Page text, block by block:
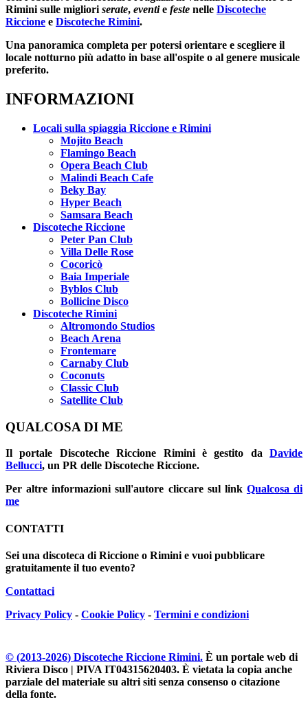
Rimini sulle migliori serate, eventie feste nelle Discoteche
Riccione e Discoteche Rimini.
Una panoramica completa per potersi orientare e scegliere il
locale notturno più adatto in base all'ospite o al genere musicale
preferito.
INFORMAZIONI
Locali sulla spiaggia Riccione e Rimini
Mojito Beach
Flamingo Beach
Opera Beach Club
Malindi Beach Cafe
Beky Bay
Hyper Beach
Samsara Beach
Discoteche Riccione
Peter Pan Club
Villa Delle Rose
Cocoricò
Baia Imperiale
Byblos Club
Bollicine Disco
Discoteche Rimini
Altromondo Studios
Beach Arena
Frontemare
Carnaby Club
Coconuts
Classic Club
Satellite Club
QUALCOSA DI ME
Il portale Discoteche Riccione Riminiè gestito da Davide
Bellucci, un PR delle Discoteche Riccione.
Per altre informazioni sull'autore cliccare sul link Qualcosa di
me
CONTATTI
Sei una discoteca di Riccione o Rimini e vuoi pubblicare
gratuitamente il tuo evento?
Contattaci
Privacy Policy - Cookie Policy - Termini e condizioni
© (2013-2026) Discoteche Riccione Rimini. È un portale web di
Riviera Disco | PIVA IT04315620403. È vietata la copia anche
parziale del materiale su altri siti senza consenso o citazione
della fonte.